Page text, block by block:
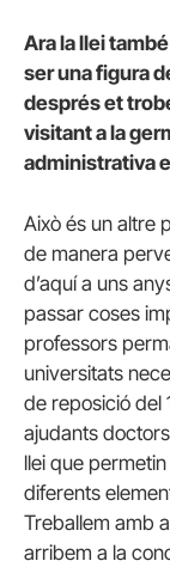
Ara la llei
ser una figura
després et
visitant a la
administrativa
Això és un altre
de manera
d’aquí a uns
passar coses
professors
universitats
de reposició del
ajudants
llei que
diferents
Treballem amb
arribem a la